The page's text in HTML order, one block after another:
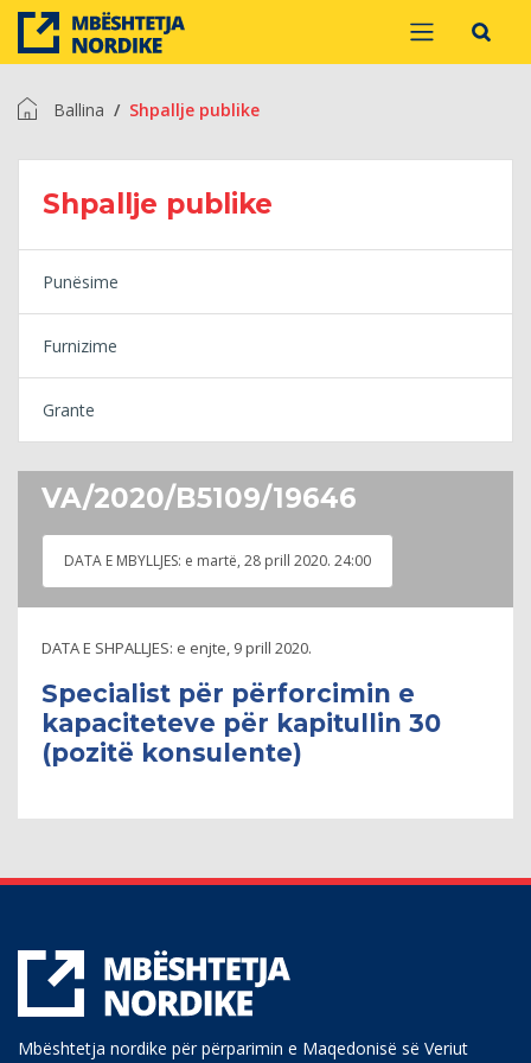
Ballina Shpallje publike
Shpallje publike
Punësime
Furnizime
Grante
VA/2020/B5109/19646
DATA E MBYLLJES: e martë, 28 prill 2020. 24:00
DATA E SHPALLJES: e enjte, 9 prill 2020.
Specialist për përforcimin e
kapaciteteve për kapitullin 30
(pozitë konsulente)
Mbështetja nordike për përparimin e Maqedonisë së Veriut